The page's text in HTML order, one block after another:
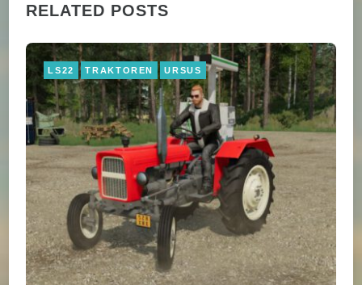
RELATED POSTS
LS22 TRAKTOREN URSUS